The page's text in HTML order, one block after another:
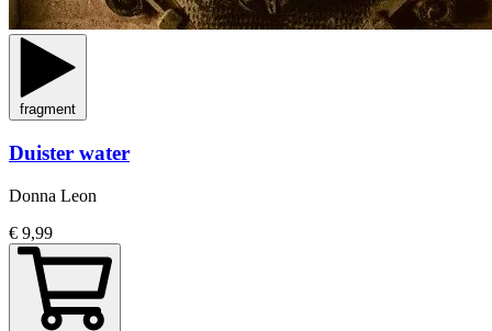
fragment
Duister water
Donna Leon
€ 9,99